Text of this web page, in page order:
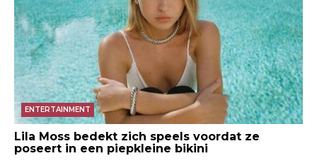
ENTERTAINMENT
Lila Moss bedekt zich speels voordat ze
poseert in een piepkleine bikini